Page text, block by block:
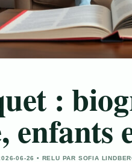
:
enfants
06-26 • RELU PAR SOFIA